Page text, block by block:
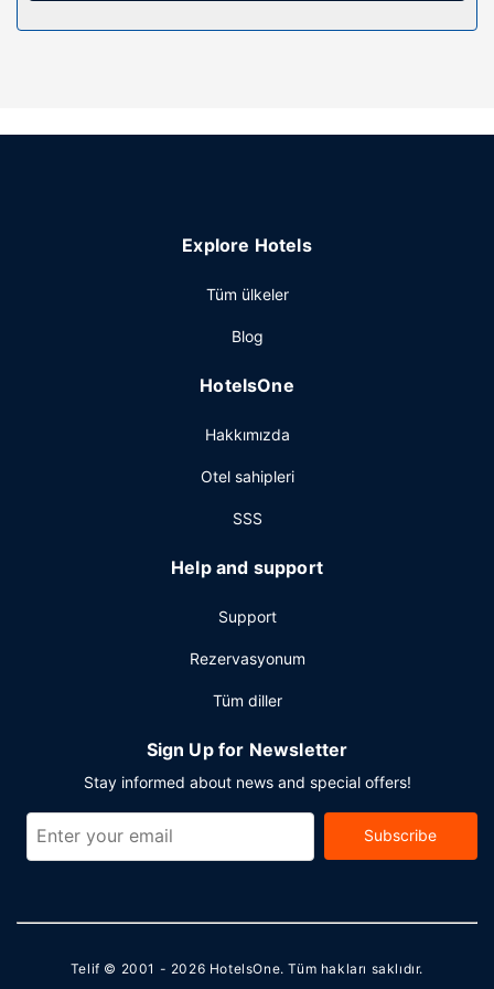
yararlanın veya zemin katta teras ile manzaranın tadını
otelin restoranı misafirlere içecek servisi yapılan
oda servisi imkanı mevcut. Misafirlere her gün 8 ve 10.30
Misafirler için ücretsiz kablolu İnternet, ofis ve kuru
Explore Hotels
Tüm ülkeler
Blog
HotelsOne
Hakkımızda
Otel sahipleri
SSS
Help and support
Support
Rezervasyonum
Tüm diller
Sign Up for Newsletter
Stay informed about news and special offers!
Subscribe
Telif © 2001 - 2026 HotelsOne. Tüm hakları saklıdır.